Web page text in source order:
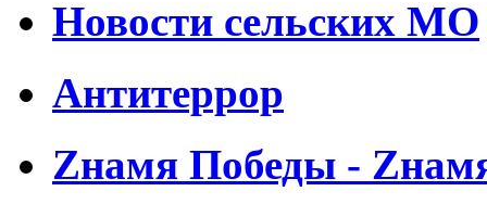
Новости сельских МО
Антитеррор
Zнамя Победы -